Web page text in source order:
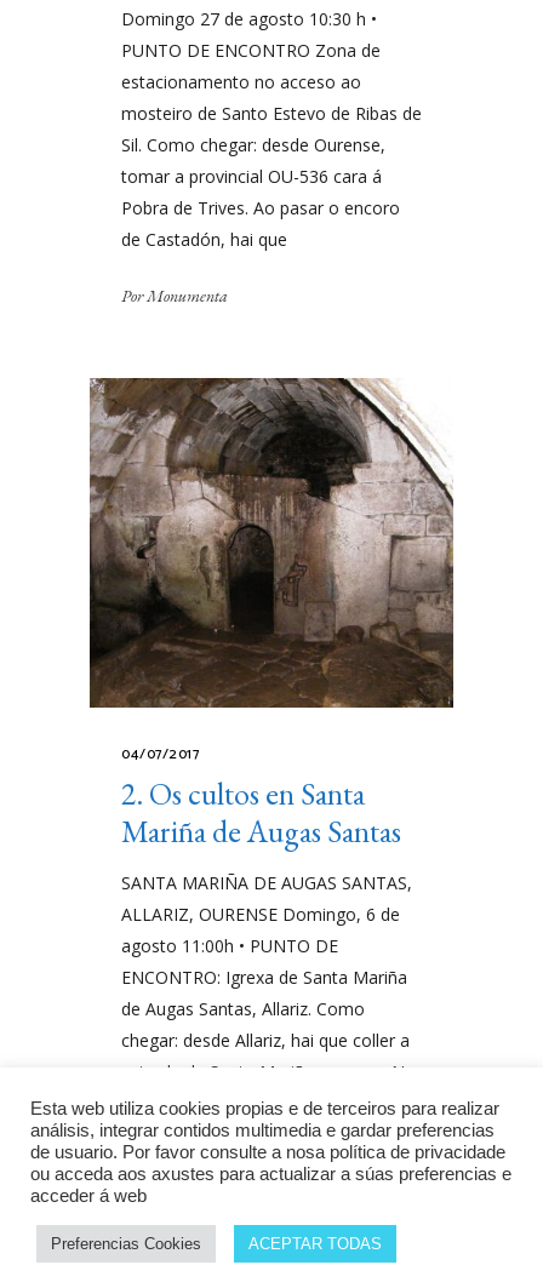
Domingo 27 de agosto 10:30 h •
PUNTO DE ENCONTRO Zona de
estacionamento no acceso ao
mosteiro de Santo Estevo de Ribas de
Sil. Como chegar: desde Ourense,
tomar a provincial OU-536 cara á
Pobra de Trives. Ao pasar o encoro
de Castadón, hai que
PorMonumenta
04/07/2017
2. Os cultos en Santa
Mariña de Augas Santas
SANTA MARIÑA DE AUGAS SANTAS,
ALLARIZ, OURENSE Domingo, 6 de
agosto 11:00h • PUNTO DE
ENCONTRO: Igrexa de Santa Mariña
de Augas Santas, Allariz. Como
chegar: desde Allariz, hai que coller a
estrada de Santa Mariña, cruzar a N-
525 e tomar a provincial OU-0101
cara a Santa Mariña de
Por Monumenta
Esta web utiliza cookies propias e de terceiros para realizar
análisis, integrar contidos multimedia e gardar preferencias
de usuario. Por favor consulte a nosa política de privacidade
ou acceda aos axustes para actualizar a súas preferencias e
acceder á web
Preferencias Cookies ACEPTAR TODAS